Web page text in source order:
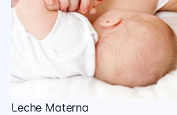
Leche Materna